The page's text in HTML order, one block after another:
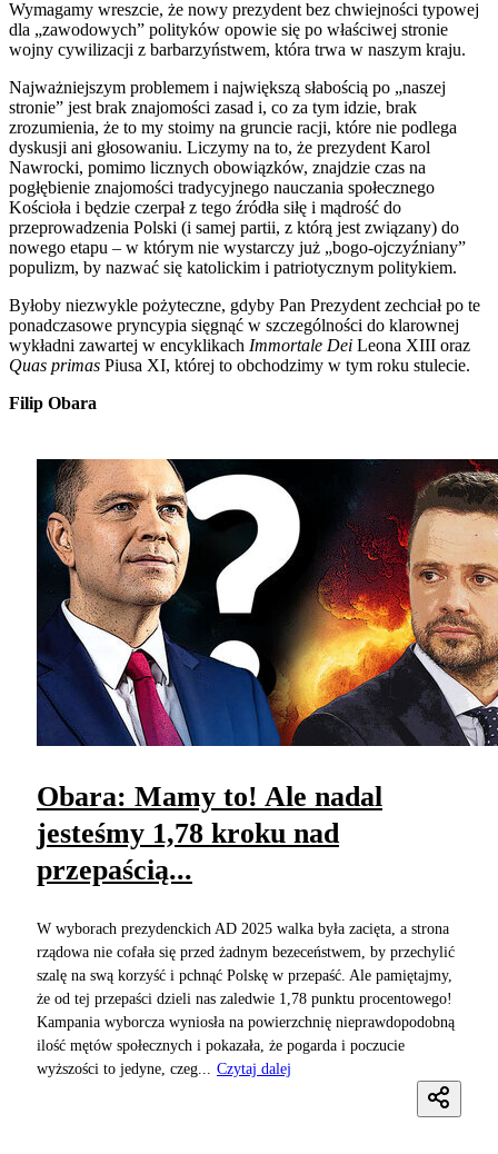
Wymagamy wreszcie, że nowy prezydent bez chwiejności typowej
dla „zawodowych” polityków opowie się po właściwej stronie
wojny cywilizacji z barbarzyństwem, która trwa w naszym kraju.
Najważniejszym problemem i największą słabością po „naszej
stronie” jest brak znajomości zasad i, co za tym idzie, brak
zrozumienia, że to my stoimy na gruncie racji, które nie podlega
dyskusji ani głosowaniu. Liczymy na to, że prezydent Karol
Nawrocki, pomimo licznych obowiązków, znajdzie czas na
pogłębienie znajomości tradycyjnego nauczania społecznego
Kościoła i będzie czerpał z tego źródła siłę i mądrość do
przeprowadzenia Polski (i samej partii, z którą jest związany) do
nowego etapu – w którym nie wystarczy już „bogo-ojczyźniany”
populizm, by nazwać się katolickim i patriotycznym politykiem.
Byłoby niezwykle pożyteczne, gdyby Pan Prezydent zechciał po te
ponadczasowe pryncypia sięgnąć w szczególności do klarownej
wykładni zawartej w encyklikach Immortale Dei Leona XIII oraz
Quas primas Piusa XI, której to obchodzimy w tym roku stulecie.
Filip Obara
Obara: Mamy to! Ale nadal
jesteśmy 1,78 kroku nad
przepaścią...
W wyborach prezydenckich AD 2025 walka była zacięta, a strona
rządowa nie cofała się przed żadnym bezeceństwem, by przechylić
szalę na swą korzyść i pchnąć Polskę w przepaść. Ale pamiętajmy,
że od tej przepaści dzieli nas zaledwie 1,78 punktu procentowego!
Kampania wyborcza wyniosła na powierzchnię nieprawdopodobną
ilość mętów społecznych i pokazała, że pogarda i poczucie
wyższości to jedyne, czeg...
Czytaj dalej